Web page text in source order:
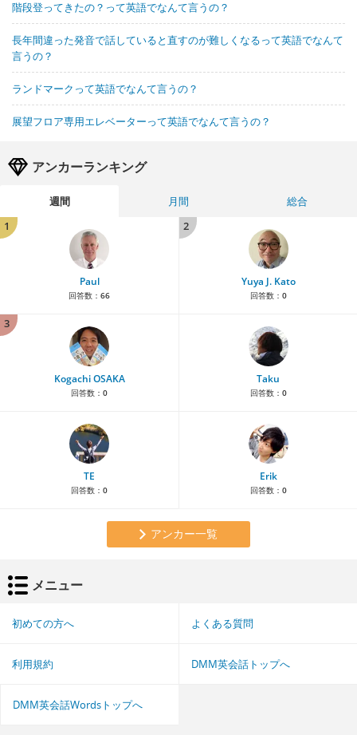
階段登ってきたの？って英語でなんて言うの？
長年間違った発音で話していると直すのが難しくなるって英語でなんて
言うの？
ランドマークって英語でなんて言うの？
展望フロア専用エレベーターって英語でなんて言うの？
アンカーランキング
週間 月間
総合
1
Paul
回答数： 66
2
Yuya J. Kato
回答数： 0
3
Kogachi OSAKA
回答数： 0
Taku
回答数： 0
TE
回答数： 0
Erik
回答数： 0
アンカー一覧
メニュー
初めての方へ よくある質問
利用規約 DMM英会話トップへ
DMM英会話Wordsトップへ